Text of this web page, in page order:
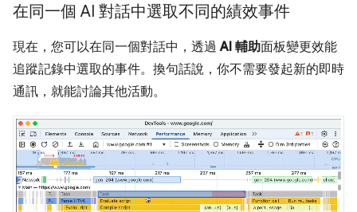
在同一個 AI 對話中選取不同的績效事件
現在，您可以在同一個對話中，透過AI 輔助面板變更效能
追蹤記錄中選取的事件。換句話說，你不需要發起新的即時
通訊，就能討論其他活動。